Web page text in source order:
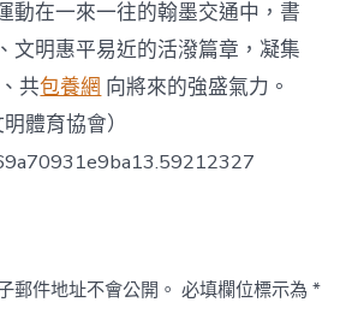
動在一來一往的翰墨交通中，書
文明惠平易近的活潑篇章，凝集
共包養網 向將來的強盛氣力。
體育協會）
郵件地址不會公開。 必填欄位標示為*